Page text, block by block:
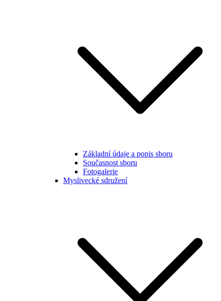
Základní údaje a popis sboru
Současnost sboru
Fotogalerie
Myslivecké sdružení